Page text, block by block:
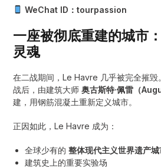
WeChat ID：tourpassion
一座被彻底重建的城市
灵魂
在二战期间，Le Havre 几乎被完全摧毁。
战后，由建筑大师奥古斯特·佩雷（
建，用钢筋混凝土重新定义城市。
正因如此，Le Havre 成为：
全球少有的整体现代主义世界遗产城
建筑史上的重要实验场